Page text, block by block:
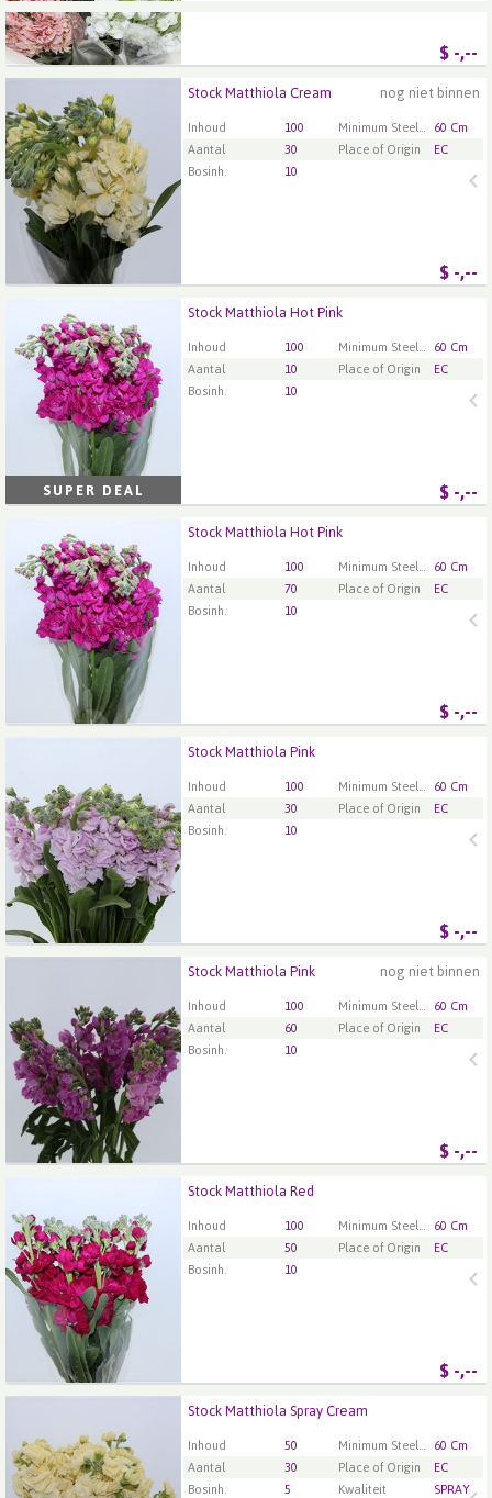
$ -,--
nog niet binnen
Stock Matthiola Cream
Inhoud 100
60 Cm
Aantal
30 Place of Origin
EC
Bosinh.
10
$ -,--
Stock Matthiola Cream
U moet ingelogd zijn om te kunnen kopen.Klik hier
om in te loggen.
SUPER DEAL
Stock Matthiola Hot Pink
Inhoud 100
60 Cm
Aantal
10 Place of Origin
EC
Bosinh.
10
$ -,--
Stock Matthiola Hot Pink
U moet ingelogd zijn om te kunnen kopen.Klik hier
om in te loggen.
Stock Matthiola Hot Pink
Inhoud 100
60 Cm
Aantal
70 Place of Origin
EC
Bosinh.
10
$ -,--
Stock Matthiola Hot Pink
U moet ingelogd zijn om te kunnen kopen.Klik hier
om in te loggen.
Stock Matthiola Pink
Inhoud 100
60 Cm
Aantal
30 Place of Origin
EC
Bosinh.
10
$ -,--
Stock Matthiola Pink
U moet ingelogd zijn om te kunnen kopen.Klik hier
om in te loggen.
nog niet binnen
Stock Matthiola Pink
Inhoud 100
60 Cm
Aantal
60 Place of Origin
EC
Bosinh.
10
$ -,--
Stock Matthiola Pink
U moet ingelogd zijn om te kunnen kopen.Klik hier
om in te loggen.
Stock Matthiola Red
Inhoud 100
60 Cm
Aantal
50 Place of Origin
EC
Bosinh.
10
$ -,--
U moet ingelogd zijn om te kunnen kopen.Klik hier
om in te loggen.
Stock Matthiola Spray Cream
Inhoud 50
60 Cm
Aantal
30 Place of Origin
EC
Bosinh.
5 Kwaliteit SPRAY
Stock Matthiola Spray Cream
U moet ingelogd zijn om te kunnen kopen.Klik hier
om in te loggen.